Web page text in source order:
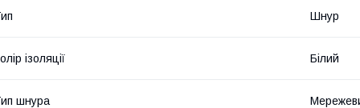
Шнур
ізоляції Білий
шнура